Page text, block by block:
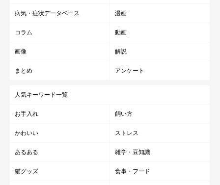
病気・症状データベース 漫画
コラム 動画
画像 解説
まとめ アンケート
人気キーワード一覧
お手入れ 飼い方
かわいい ストレス
あるある 雑学・豆知識
猫グッズ 食事・フード